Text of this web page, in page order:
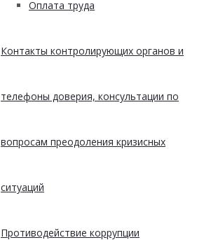
Оплата труда
Контакты контролирующих органов и
телефоны доверия, консультации по
вопросам преодоления кризисных
ситуаций
Противодействие коррупции